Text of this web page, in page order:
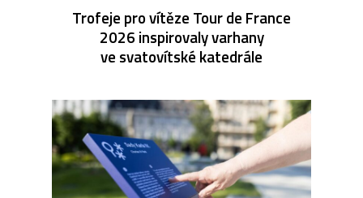
Trofeje pro vítěze Tour de France
2026 inspirovaly varhany
ve svatovítské katedrále